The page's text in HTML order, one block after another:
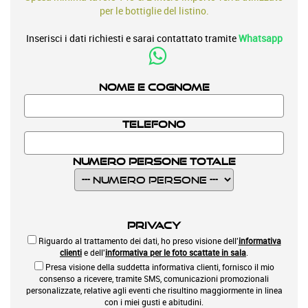
per le bottiglie del listino.
Inserisci i dati richiesti e sarai contattato tramiteWhatsapp
Nome e Cognome
Telefono
Numero Persone Totale
Privacy
Riguardo al trattamento dei dati, ho preso visione dell'informativa
clientie dell'informativa per le foto scattate in sala
Presa visione della suddetta informativa clienti, fornisco il mio
consenso a ricevere, tramite SMS, comunicazioni promozionali
personalizzate, relative agli eventi che risultino maggiormente in linea
con i miei gusti e abitudini.